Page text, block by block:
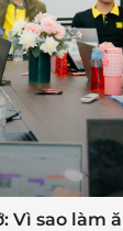
Vì sao làm